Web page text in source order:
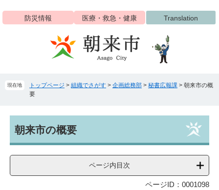
ジ
ュ
防災情報 医療・救急・健康 Translation
現在地 トップページ > 組織でさがす > 企画総務部 > 秘書広報課 > 朝来市の概
要
文朝来市の概要
ページ内目次
ページID：0001098